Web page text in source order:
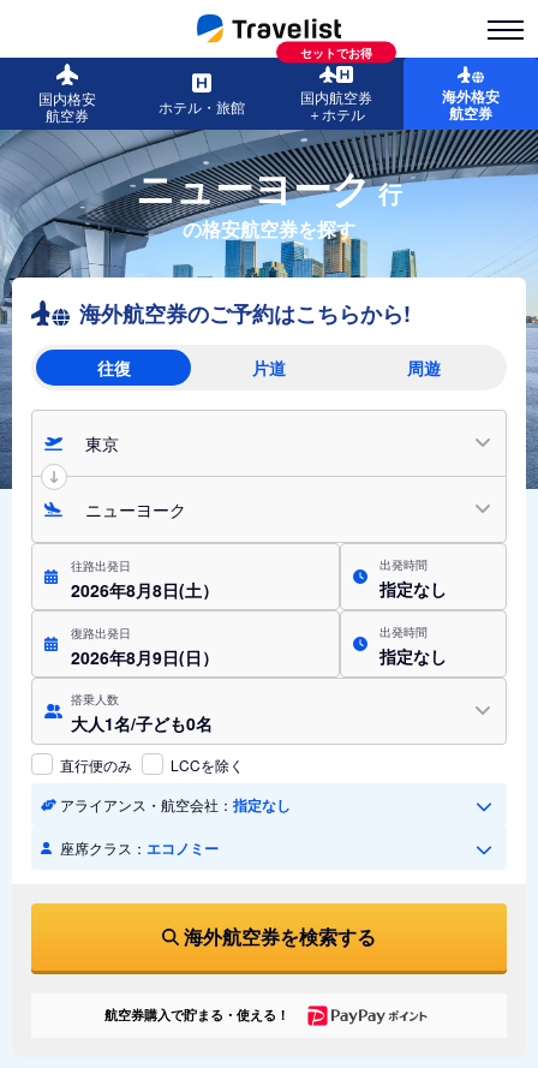
国内格安
航空券
ホテル・旅館
セットでお得
国内航空券
＋ホテル
海外格安
航空券
ニューヨーク行
の格安航空券を探す
海外航空券のご予約はこちらから!
往復 片道 周遊
東京
ニューヨーク
往路出発日
2026年8月8日(土）
出発時間
指定なし
復路出発日
2026年8月9日(日）
出発時間
指定なし
搭乗人数
大人1名/子ども0名
直行便のみ
LCCを除く
アライアンス・航空会社： 指定なし
座席クラス： エコノミー
海外航空券を検索する
航空券購入で貯まる・使える！